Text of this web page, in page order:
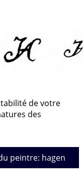
de votre
des
peintre: hagen